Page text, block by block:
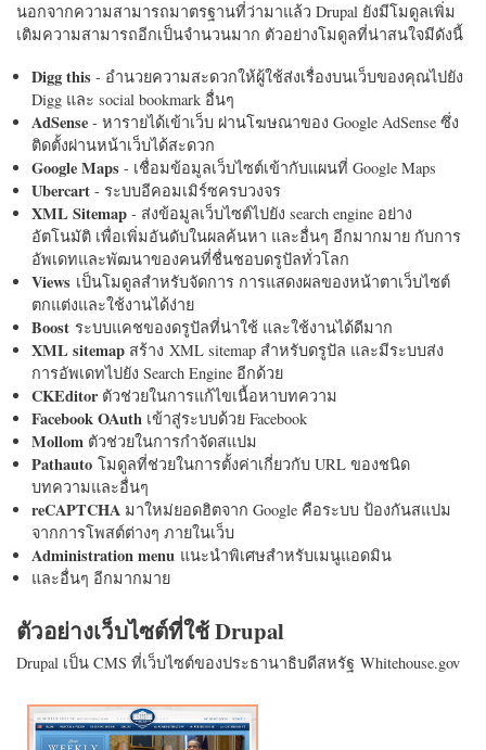
นอกจากความสามารถมาตรฐานที่ว่ามาแล้ว Drupal ยังมีโมดูลเพิ่ม
เติมความสามารถอีกเป็นจำนวนมาก ตัวอย่างโมดูลที่น่าสนใจมีดังนี้
Digg this - อำนวยความสะดวกให้ผู้ใช้ส่งเรื่องบนเว็บของคุณไปยัง
Digg และ social bookmark อื่นๆ
AdSense - หารายได้เข้าเว็บ ผ่านโฆษณาของ Google AdSense ซึ่ง
ติดตั้งผ่านหน้าเว็บได้สะดวก
Google Maps - เชื่อมข้อมูลเว็บไซต์เข้ากับแผนที่ Google Maps
Ubercart - ระบบอีคอมเมิร์ซครบวงจร
XML Sitemap - ส่งข้อมูลเว็บไซต์ไปยัง search engine อย่าง
อัตโนมัติ เพื่อเพิ่มอันดับในผลค้นหา และอื่นๆ อีกมากมาย กับการ
อัพเดทและพัฒนาของคนที่ชื่นชอบดรูปัลทั่วโลก
Views เป็นโมดูลสำหรับจัดการ การแสดงผลของหน้าตาเว็บไซต์
ตกแต่งและใช้งานได้ง่าย
Boost ระบบแคชของดรูปัลที่น่าใช้ และใช้งานได้ดีมาก
XML sitemap สร้าง XML sitemap สำหรับดรูปัล และมีระบบส่ง
การอัพเดทไปยัง Search Engine อีกด้วย
CKEditorตัวช่วยในการแก้ไขเนื้อหาบทความ
Facebook OAuth เข้าสู่ระบบด้วย Facebook
Mollom ตัวช่วยในการกำจัดสแปม
Pathauto โมดูลที่ช่วยในการตั้งค่าเกี่ยวกับ URL ของชนิด
บทความและอื่นๆ
reCAPTCHA มาใหม่ยอดฮิตจาก Google คือระบบ ป้องกันสแปม
จากการโพสต์ต่างๆ ภายในเว็บ
Administration menu แนะนำพิเศษสำหรับเมนูแอดมิน
และอื่นๆ อีกมากมาย
ตัวอย่างเว็บไซต์ที่ใช้ Drupal
Drupal เป็น CMS ที่เว็บไซต์ของประธานาธิบดีสหรัฐ Whitehouse.gov